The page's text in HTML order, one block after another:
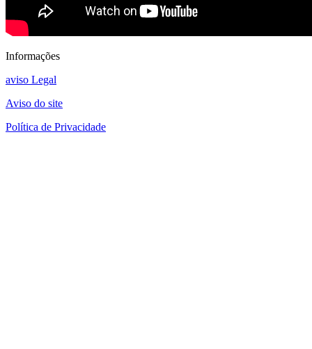
Informações
aviso Legal
Aviso do site
Política de Privacidade